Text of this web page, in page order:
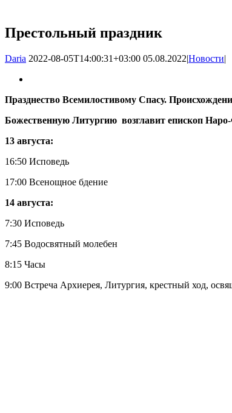
Престольный праздник
Daria 2022-08-05T14:00:31+03:00 05.08.2022|Новости|
Празднество Всемилостивому Спасу.
Божественную Литургию возглавит епископ
13 августа:
16:50 Исповедь
17:00 Всенощное бдение
14 августа:
7:30 Исповедь
7:45 Водосвятный молебен
8:15 Часы
9:00 Встреча Архиерея, Литургия, крестный ход,